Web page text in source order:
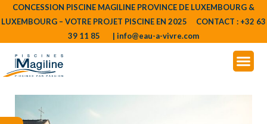
Aller
au
contenu
CONCESSION PISCINE MAGILINE PROVINCE DE LUXEMBOURG &
LUXEMBOURG – VOTRE PROJET PISCINE EN 2025 CONTACT : +32 63
39 11 85 | info@eau-a-vivre.com
Navigation
des
articles